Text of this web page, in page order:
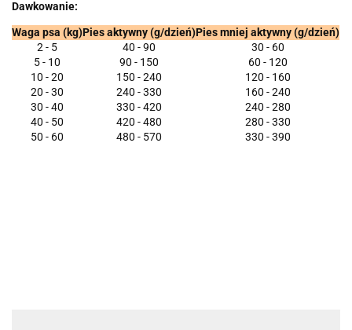
Dawkowanie:
Waga psa (kg)Pies aktywny (g/dzień)Pies mniej aktywny (g/dzień)
2 - 5
40 - 90
30 - 60
5 - 10
90 - 150
60 - 120
10 - 20
150 - 240
120 - 160
20 - 30
240 - 330
160 - 240
30 - 40
330 - 420
240 - 280
40 - 50
420 - 480
280 - 330
50 - 60
480 - 570 330 - 390